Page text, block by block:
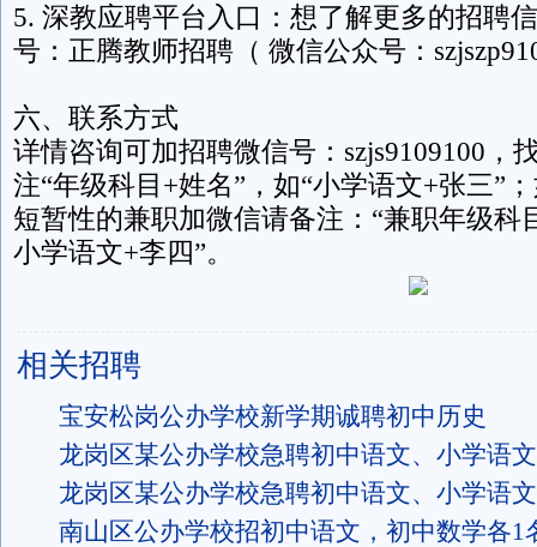
5. 深教应聘平台入口：想了解更多的招聘
号：正腾教师招聘（ 微信公众号：
六、联系方式
详情咨询可加招聘微信号：szjs9109100，
注“年级科目+姓名”，如“小学语文+张三”
短暂性的兼职加微信请备注：“兼职年级科
小学语文+李四”。
相关招聘
宝安松岗公办学校新学期诚聘初中历史
龙岗区某公办学校急聘初中语文、小学语
龙岗区某公办学校急聘初中语文、小学语
南山区公办学校招初中语文，初中数学各1